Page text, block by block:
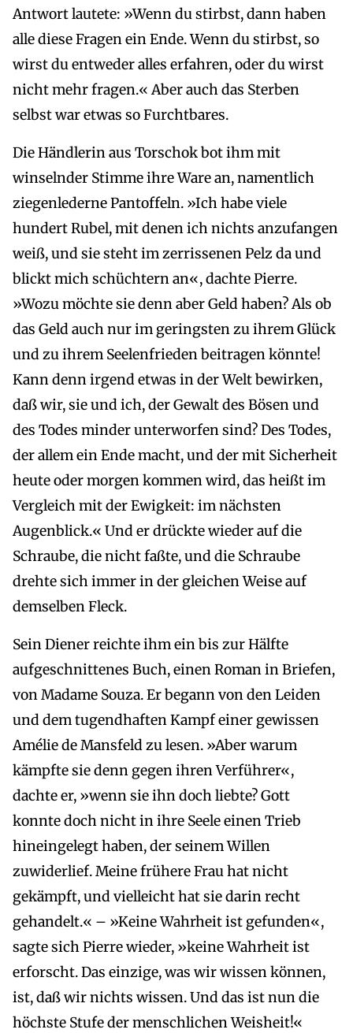
Antwort lautete: »Wenn du stirbst, dann haben
alle diese Fragen ein Ende. Wenn du stirbst, so
wirst du entweder alles erfahren, oder du wirst
nicht mehr fragen.« Aber auch das Sterben
selbst war etwas so Furchtbares.
Die Händlerin aus Torschok bot ihm mit
winselnder Stimme ihre Ware an, namentlich
ziegenlederne Pantoffeln. »Ich habe viele
hundert Rubel, mit denen ich nichts anzufangen
weiß, und sie steht im zerrissenen Pelz da und
blickt mich schüchtern an«, dachte Pierre.
»Wozu möchte sie denn aber Geld haben? Als ob
das Geld auch nur im geringsten zu ihrem Glück
und zu ihrem Seelenfrieden beitragen könnte!
Kann denn irgend etwas in der Welt bewirken,
daß wir, sie und ich, der Gewalt des Bösen und
des Todes minder unterworfen sind? Des Todes,
der allem ein Ende macht, und der mit Sicherheit
heute oder morgen kommen wird, das heißt im
Vergleich mit der Ewigkeit: im nächsten
Augenblick.« Und er drückte wieder auf die
Schraube, die nicht faßte, und die Schraube
drehte sich immer in der gleichen Weise auf
demselben Fleck.
Sein Diener reichte ihm ein bis zur Hälfte
aufgeschnittenes Buch, einen Roman in Briefen,
von Madame Souza. Er begann von den Leiden
und dem tugendhaften Kampf einer gewissen
Amélie de Mansfeld zu lesen. »Aber warum
kämpfte sie denn gegen ihren Verführer«,
dachte er, »wenn sie ihn doch liebte? Gott
konnte doch nicht in ihre Seele einen Trieb
hineingelegt haben, der seinem Willen
zuwiderlief. Meine frühere Frau hat nicht
gekämpft, und vielleicht hat sie darin recht
gehandelt.« – »Keine Wahrheit ist gefunden«,
sagte sich Pierre wieder, »keine Wahrheit ist
erforscht. Das einzige, was wir wissen können,
ist, daß wir nichts wissen. Und das ist nun die
höchste Stufe der menschlichen Weisheit!«